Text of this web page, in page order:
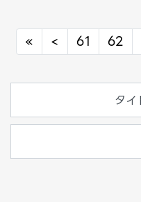
« Previous
< Previous
61 62